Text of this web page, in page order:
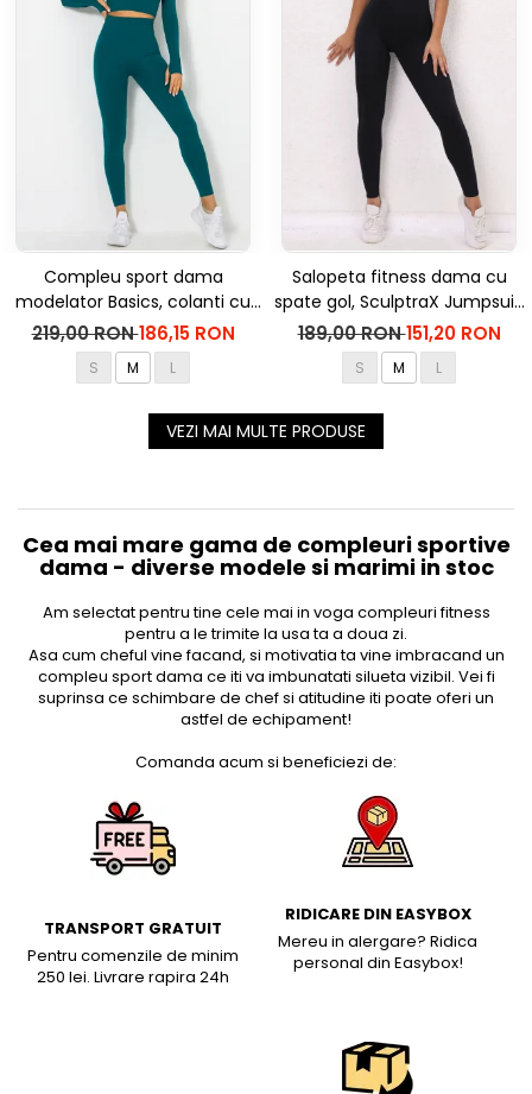
Compleu sport dama
modelator Basics, colanti cu
bluza, Verde
219,00 RON186,15 RON
S M L
Salopeta fitness dama cu
spate gol, SculptraX Jumpsuit,
Negru
189,00 RON151,20 RON
S M L
VEZI MAI MULTE PRODUSE
Cea mai mare gama de compleuri sportive
dama - diverse modele si marimi in stoc
Am selectat pentru tine cele mai in voga compleuri fitness
pentru a le trimite la usa ta a doua zi.
Asa cum cheful vine facand, si motivatia ta vine imbracand un
compleu sport dama ce iti va imbunatati silueta vizibil. Vei fi
suprinsa ce schimbare de chef si atitudine iti poate oferi un
astfel de echipament!
Comanda acum si beneficiezi de:
TRANSPORT GRATUIT
Pentru comenzile de minim
250 lei. Livrare rapira 24h
RIDICARE DIN EASYBOX
Mereu in alergare? Ridica
personal din Easybox!